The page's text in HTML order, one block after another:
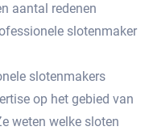
aantal redenen
slotenmaker
slotenmakers
op het gebied van
weten welke sloten